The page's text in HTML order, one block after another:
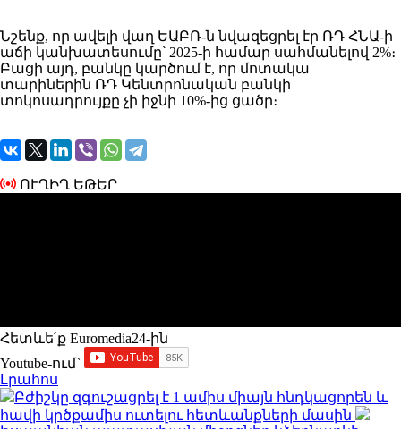
Նշենք, որ ավելի վաղ ԵԱԲՌ-ն նվազեցրել էր ՌԴ ՀՆԱ-ի
աճի կանխատեսումը՝ 2025-ի համար սահմանելով 2%։
Բացի այդ, բանկը կարծում է, որ մոտակա
տարիներին ՌԴ Կենտրոնական բանկի
տոկոսադրույքը չի իջնի 10%-ից ցածր։
ՈՒՂԻՂ ԵԹԵՐ
Հետևե՛ք Euromedia24-ին
Youtube-ում`
Լրահոս
Բժիշկը զգուշացրել է 1 ամիս միայն հնդկացորեն և
հավի կրծքամիս ուտելու հետևանքների մասին